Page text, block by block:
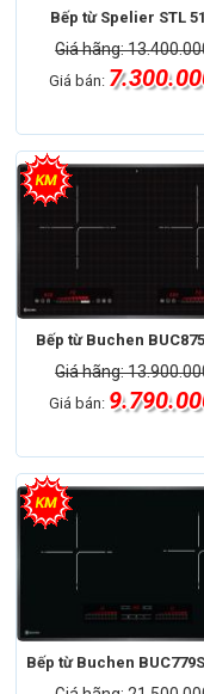
Bếp từ Spelier STL
Giá hãng:
Giá bán:
Bếp từ Buchen
Giá hãng:
Giá bán:
Bếp từ Buchen